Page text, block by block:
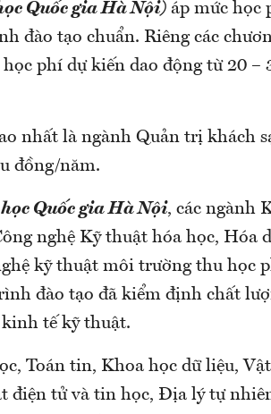
Quốc gia Hà Nội) áp mức học
đào tạo chuẩn. Riêng các
phí dự kiến dao động từ 20 –
nhất là ngành Quản trị khách
đồng/năm.
Quốc gia Hà Nội, các ngành
nghệ Kỹ thuật hóa học, Hóa
kỹ thuật môi trường thu học
đào tạo đã kiểm định chất
tế kỹ thuật.
Toán tin, Khoa học dữ liệu,
điện tử và tin học, Địa lý tự